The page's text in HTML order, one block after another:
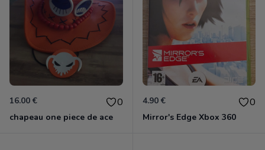
16.00 € 0
chapeau one piece de ace
4.90 € 0
Mirror's Edge Xbox 360